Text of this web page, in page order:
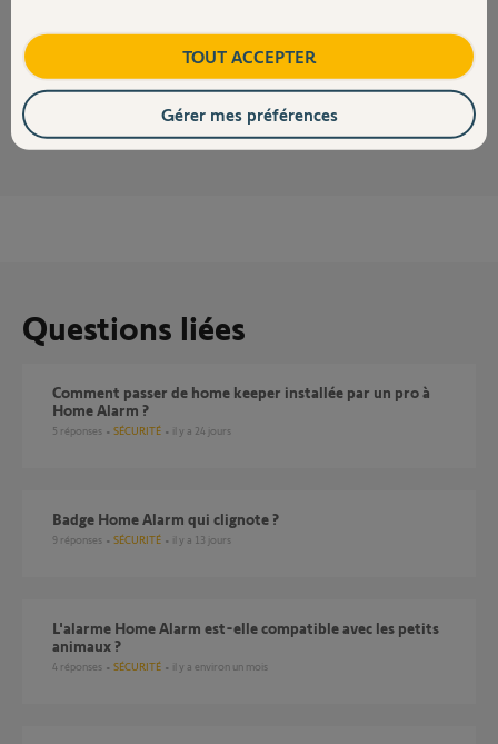
cliquer sur test. Vous pourrez alors tester toutes les fonctions de la
Questions liées
Comment passer de home keeper installée par un pro à
Home Alarm ?
5 réponses SÉCURITÉ il y a 24 jours
Badge Home Alarm qui clignote ?
9 réponses SÉCURITÉ il y a 13 jours
L'alarme Home Alarm est-elle compatible avec les petits
animaux ?
4 réponses SÉCURITÉ il y a environ un mois
TOUT ACCEPTER
Gérer mes préférences